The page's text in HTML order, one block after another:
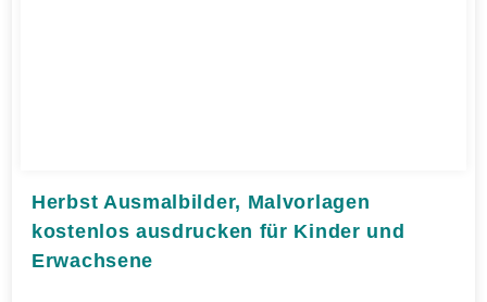
Herbst Ausmalbilder, Malvorlagen
kostenlos ausdrucken für Kinder und
Erwachsene